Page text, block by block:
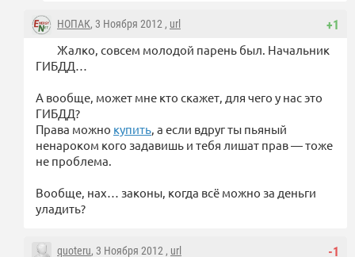
+1
НОПАК, 3 Ноября 2012 , url
Жалко, совсем молодой парень был. Начальник
ГИБДД…
А вообще, может мне кто скажет, для чего у нас это
ГИБДД?
Права можно купить, а если вдруг ты пьяный
ненароком кого задавишь и тебя лишат прав — тоже
не проблема.
Вообще, нах… законы, когда всё можно за деньги
уладить?
-1
quoteru, 3 Ноября 2012 , url